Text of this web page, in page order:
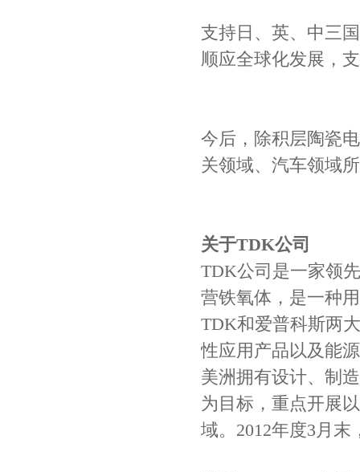
支持日、英、中三
顺应全球化发展，
今后，除积层陶瓷
关领域、汽车领域
关于TDK公司
TDK公司是一家领
营铁氧体，是一种
TDK和爱普科斯两
性应用产品以及能
美洲拥有设计、制
为目标，重点开展
域。2012年度3月